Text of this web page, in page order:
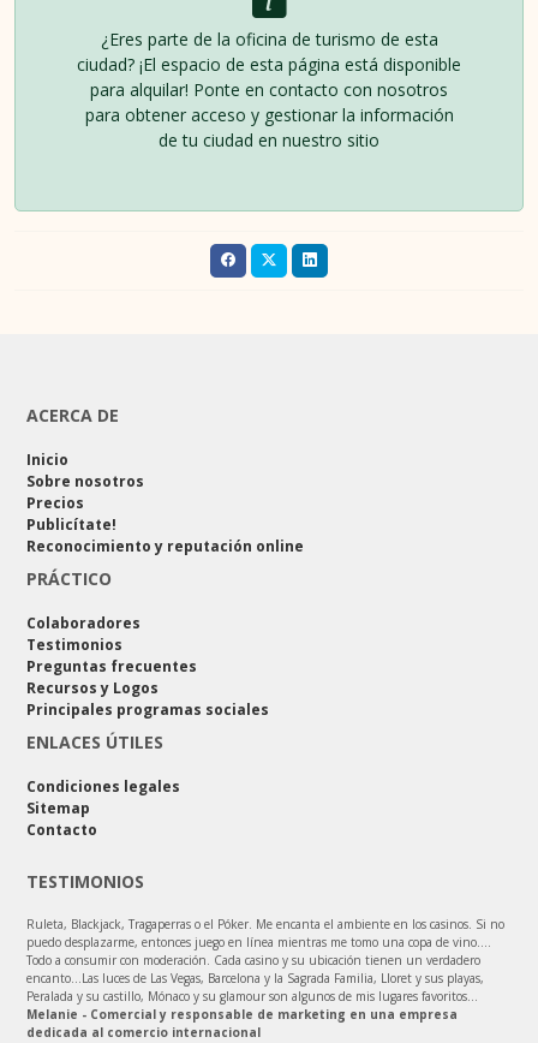
¿Eres parte de la oficina de turismo de esta
ciudad? ¡El espacio de esta página está disponible
para alquilar! Ponte en contacto con nosotros
para obtener acceso y gestionar la información
de tu ciudad en nuestro sitio
ACERCA DE
Inicio
Sobre nosotros
Precios
Publicítate!
Reconocimiento y reputación online
PRÁCTICO
Colaboradores
Testimonios
Preguntas frecuentes
Recursos y Logos
Principales programas sociales
ENLACES ÚTILES
Condiciones legales
Sitemap
Contacto
TESTIMONIOS
Ruleta, Blackjack, Tragaperras o el Póker. Me encanta el ambiente en los casinos. Si no
puedo desplazarme, entonces juego en línea mientras me tomo una copa de vino....
Todo a consumir con moderación. Cada casino y su ubicación tienen un verdadero
encanto...Las luces de Las Vegas, Barcelona y la Sagrada Familia, Lloret y sus playas,
Peralada y su castillo, Mónaco y su glamour son algunos de mis lugares favoritos...
Melanie - Comercial y responsable de marketing en una empresa
dedicada al comercio internacional